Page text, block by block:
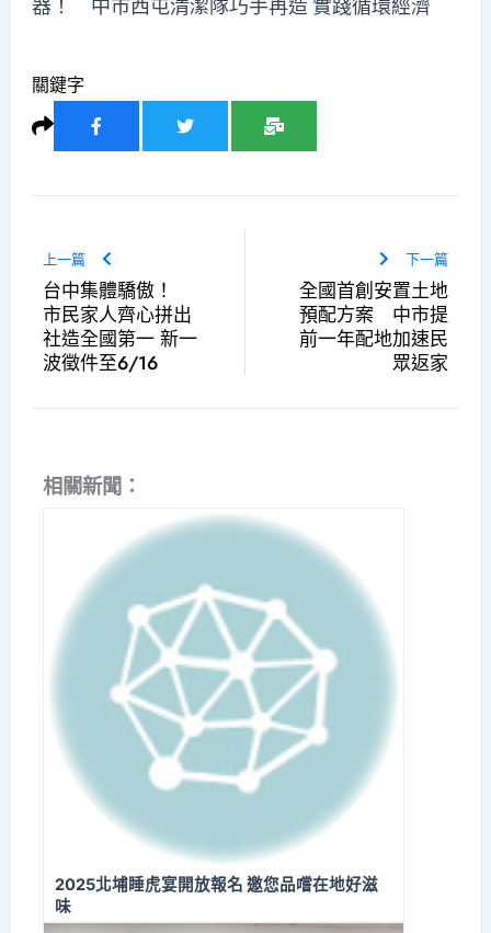
器！ 中市西屯清潔隊巧手再造 實踐循環經濟
關鍵字
上一篇
台中集體驕傲！
市民家人齊心拼出
社造全國第一 新一
波徵件至6/16
下一篇
全國首創安置土地
預配方案 中市提
前一年配地加速民
眾返家
相關新聞：
2025北埔睡虎宴開放報名 邀您品嚐在地好滋
味